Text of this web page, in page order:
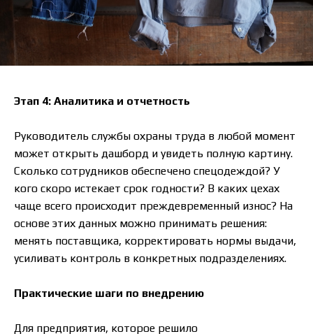
Этап 4: Аналитика и отчетность
Руководитель службы охраны труда в любой момент
может открыть дашборд и увидеть полную картину.
Сколько сотрудников обеспечено спецодеждой? У
кого скоро истекает срок годности? В каких цехах
чаще всего происходит преждевременный износ? На
основе этих данных можно принимать решения:
менять поставщика, корректировать нормы выдачи,
усиливать контроль в конкретных подразделениях.
Практические шаги по внедрению
Для предприятия, которое решило